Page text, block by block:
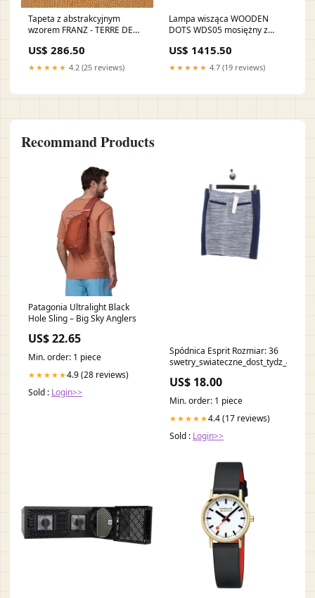
Tapeta z abstrakcyjnym
wzorem FRANZ - TERRE DE
US$ 286.50
★★★★★ 4.2 (25 reviews)
Lampa wisząca WOODEN
DOTS WDS05 mosiężny z
etniczny
US$ 1415.50
★★★★★ 4.7 (19 reviews)
Recommand Products
Patagonia Ultralight Black
Hole Sling – Big Sky Anglers
US$ 22.65
Min. order: 1 piece
★★★★★4.9 (28 reviews)
Sold : Login>>
Spódnica Esprit Rozmiar: 36
swetry_swiateczne_dost_tydz_46
US$ 18.00
Min. order: 1 piece
★★★★★4.4 (17 reviews)
Sold : Login>>